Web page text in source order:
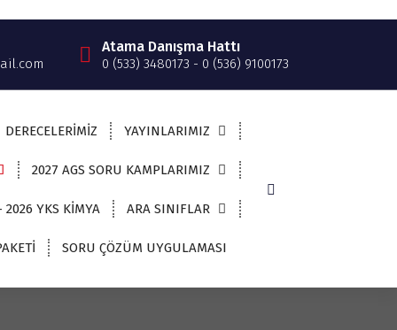
Atama Danışma Hattı
0 (533) 3480173 - 0 (536) 9100173
DERECELERİMİZ YAYINLARIMIZ
2027 AGS SORU KAMPLARIMIZ
2026 YKS KİMYA ARA SINIFLAR
SORU ÇÖZÜM UYGULAMASI